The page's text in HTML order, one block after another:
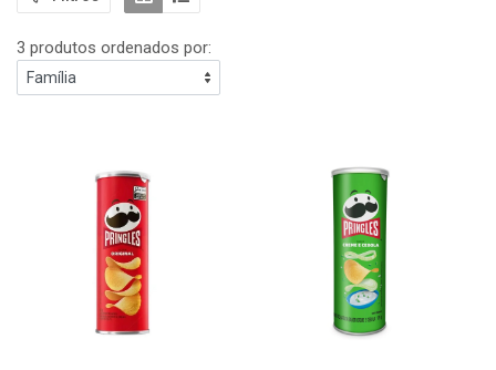
3 produtos ordenados por: